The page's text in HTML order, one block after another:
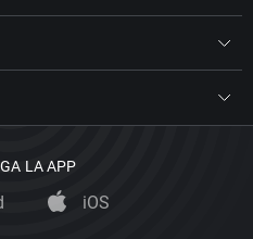
LA APP
iOS